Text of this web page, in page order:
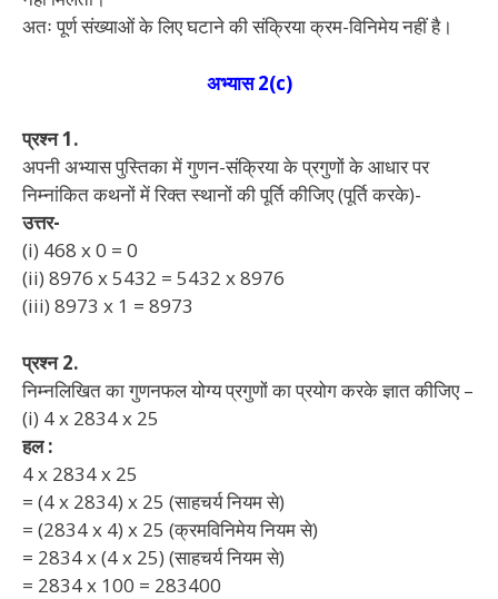
अतः पूर्ण संख्याओं के लिए घटाने की संक्रिया क्रम-विनिमेय नहीं है।
अभ्यास 2(c)
प्रश्न 1.
अपनी अभ्यास पुस्तिका में गुणन-संक्रिया के प्रगुणों के आधार पर
निम्नांकित कथनों में रिक्त स्थानों की पूर्ति कीजिए (पूर्ति करके)-
उत्तर-
(i) 468 x 0 = 0
(ii) 8976 x 5432 = 5432 x 8976
(iii) 8973 x 1 = 8973
प्रश्न 2.
निम्नलिखित का गुणनफल योग्य प्रगुणों का प्रयोग करके ज्ञात कीजिए –
(i) 4 x 2834 x 25
हल :
4 x 2834 x 25
= (4 x 2834) x 25 (साहचर्य नियम से)
= (2834 x 4) x 25 (क्रमविनिमेय नियम से)
= 2834 x (4 x 25) (साहचर्य नियम से)
= 2834 x 100 = 283400